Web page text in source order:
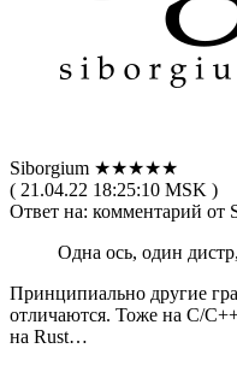
Siborgium ★★★★★
( 21.04.22 18:25:10 MSK )
Ответ на: комментарий от
Одна ось, один
Принципиально другие
отличаются. Тоже на C/
на Rust…